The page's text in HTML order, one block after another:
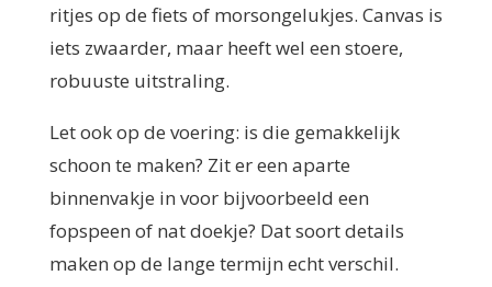
ritjes op de fiets of morsongelukjes. Canvas is
iets zwaarder, maar heeft wel een stoere,
robuuste uitstraling.
Let ook op de voering: is die gemakkelijk
schoon te maken? Zit er een aparte
binnenvakje in voor bijvoorbeeld een
fopspeen of nat doekje? Dat soort details
maken op de lange termijn echt verschil.